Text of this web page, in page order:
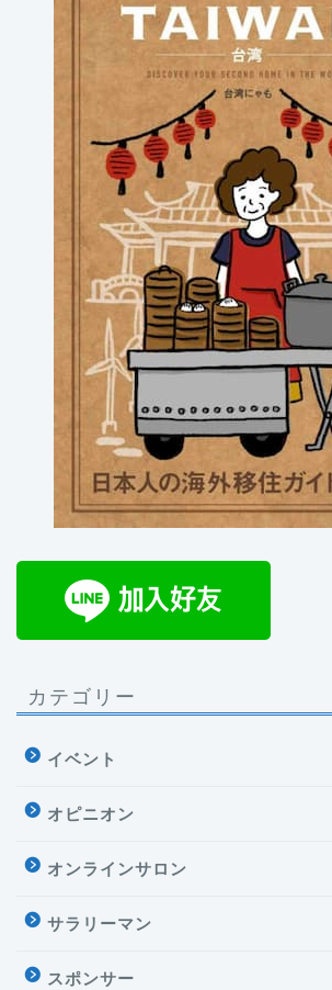
カテゴリー
イベント
オピニオン
オンラインサロン
サラリーマン
スポンサー